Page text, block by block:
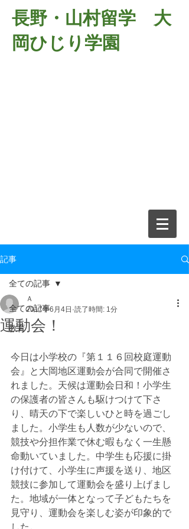
長野・山村留学 大
岡ひじり学園
記事
全ての記事
教育
全ての記事
運動会！
Ａ
2017年6月4日 読了時間: 1分
今日は小学校の『第１１６回校庭運動
会』と大岡地区運動会が合同で開催さ
れました。天候は運動会日和！小学生
の保護者の皆さんも駆けつけて下さ
り、晴天の下で楽しいひと時を過ごし
ました。小学生も人数が少ないので、
競技や分担作業で休む暇もなく一生懸
命動いていました。中学生も応援に掛
け付けて、小学生に声援を送り、地区
競技に参加して運動会を盛り上げまし
た。地域が一体となって子どもたちを
見守り、運動会を楽しむ姿が印象的で
した。